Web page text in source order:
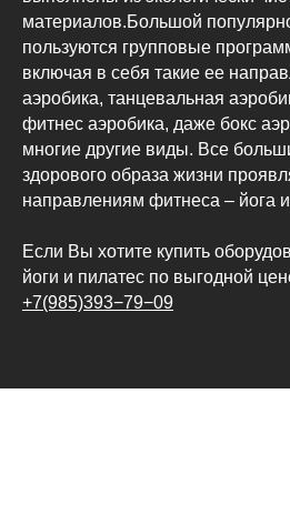
материалов.Большой
пользуются групповые
включая в себя такие ее
аэробика, танцевальная
фитнес аэробика, даже бокс
многие другие виды. Все
здорового образа жизни
направлениям фитнеса – йога
Если Вы хотите купить
йоги и пилатес по выгодной
+7(985)393−79−09